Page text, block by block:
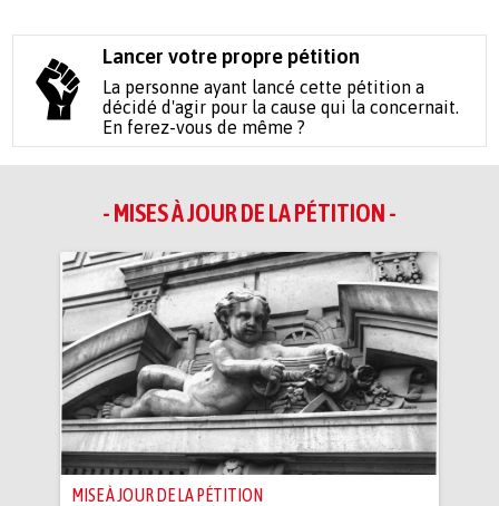
Lancer votre propre pétition
La personne ayant lancé cette pétition a
décidé d'agir pour la cause qui la concernait.
En ferez-vous de même ?
- MISES À JOUR DE LA PÉTITION -
MISE À JOUR DE LA PÉTITION